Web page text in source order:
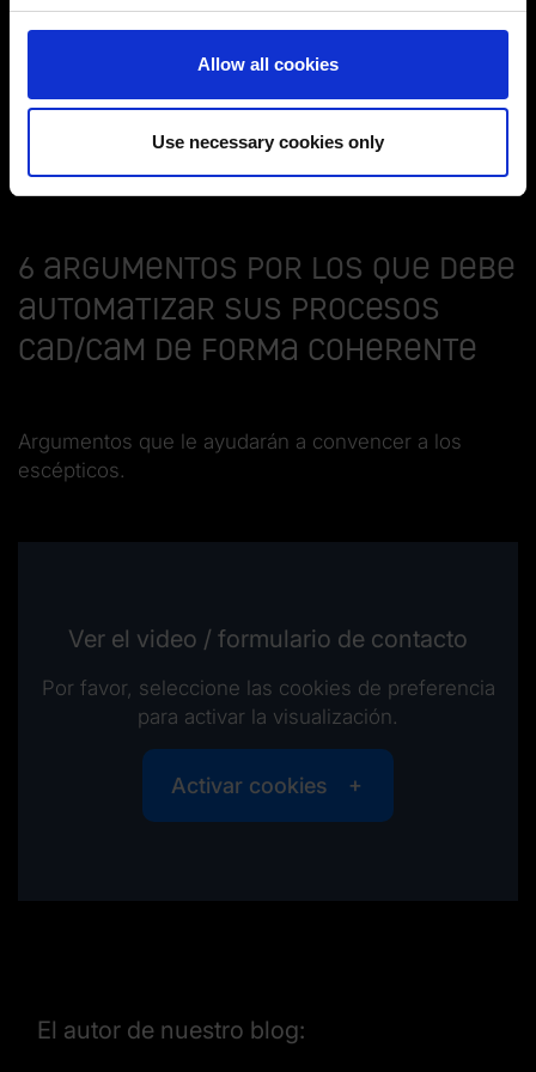
You can change or revoke your consent at any time.
Imprint|Data protection |Disclaimer of liability
Allow all cookies
Use necessary cookies only
No se trata de automatizar "todo". Identifique los
ámbitos en los que realmente merezca la pena la
automatización CAD/CAM, y proceda a
secreto está en los detalles.
6 argumentos por los que debe
automatizar sus procesos
CAD/CAM de forma coherente
Argumentos que le ayudarán a convencer a los
escépticos.
Ver el video / formulario de contacto
Por favor, seleccione las cookies de preferencia
para activar la visualización.
Activar cookies
El autor de nuestro blog: